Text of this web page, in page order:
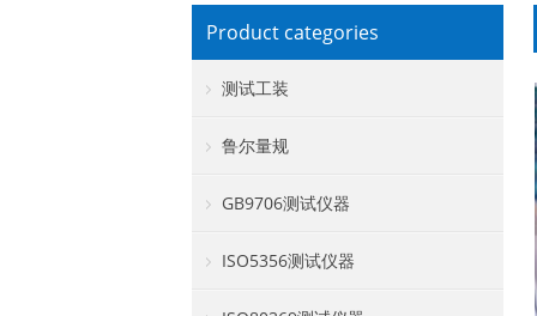
Product categories
测试工装
鲁尔量规
GB9706测试仪器
ISO5356测试仪器